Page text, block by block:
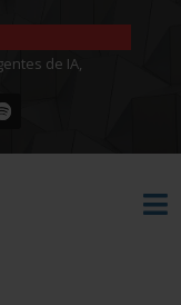
de IA,
